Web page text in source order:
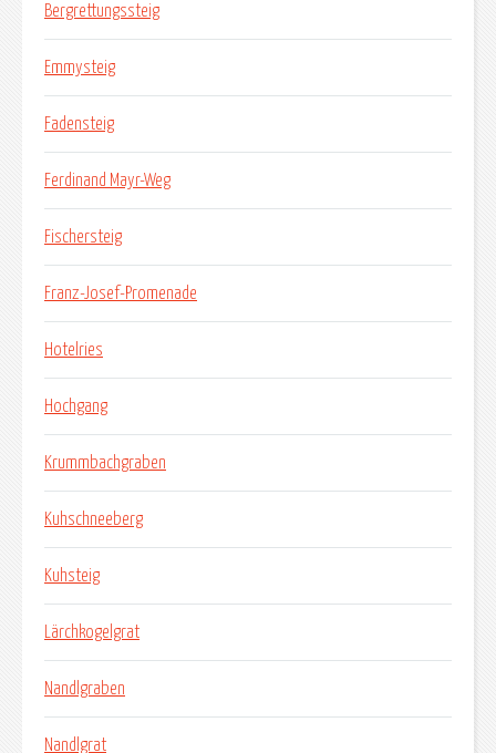
Bergrettungssteig
Emmysteig
Fadensteig
Ferdinand Mayr-Weg
Fischersteig
Franz-Josef-Promenade
Hotelries
Hochgang
Krummbachgraben
Kuhschneeberg
Kuhsteig
Lärchkogelgrat
Nandlgraben
Nandlgrat